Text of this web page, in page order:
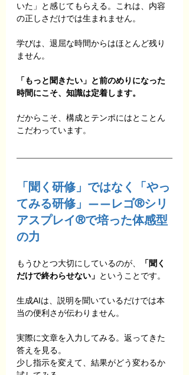
いた」と感じてもらえる。これは、内容
の正しさだけでは生まれません。
学びは、退屈な時間からはほとんど残り
ません。
「もっと聞きたい」と前のめりになった
時間にこそ、知識は定着します。
だからこそ、構成とテンポにはとことん
こだわっています。
「聞く研修」ではなく「やっ
てみる研修」——レゴ®シリ
アスプレイ®で培った体感型
の力
もうひとつ大切にしているのが、
「聞く
だけで終わらせない」 ということです。
生成AIは、説明を聞いているだけでは本
当の便利さが伝わりません。
実際に文章を入力してみる。返ってきた
答えを見る。
少し指示を変えて、結果がどう変わるか